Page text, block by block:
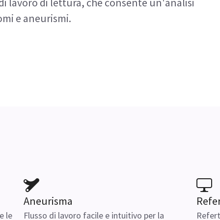
e aneurismi.
le
Aneurisma
Flusso di lavoro facile e intuitivo per la